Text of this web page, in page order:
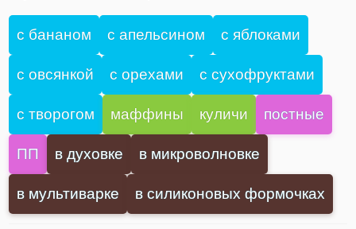
с бананом с апельсином с яблоками
с овсянкой с орехами с сухофруктами
с творогом маффины куличи постные
ПП в духовке в микроволновке
в мультиварке в силиконовых формочках